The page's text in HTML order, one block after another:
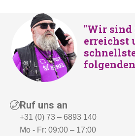
"Wir sind
erreichst
Ruf uns an
+31 (0) 73 – 6893 140
Mo - Fr: 09:00 – 17:00